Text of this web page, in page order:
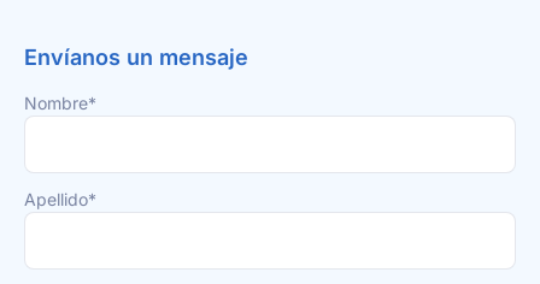
Envíanos un mensaje
Nombre*
Apellido*